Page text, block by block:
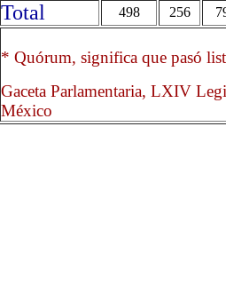
Total
498 256
* Quórum, significa que pasó
Gaceta Parlamentaria, LXIV
México